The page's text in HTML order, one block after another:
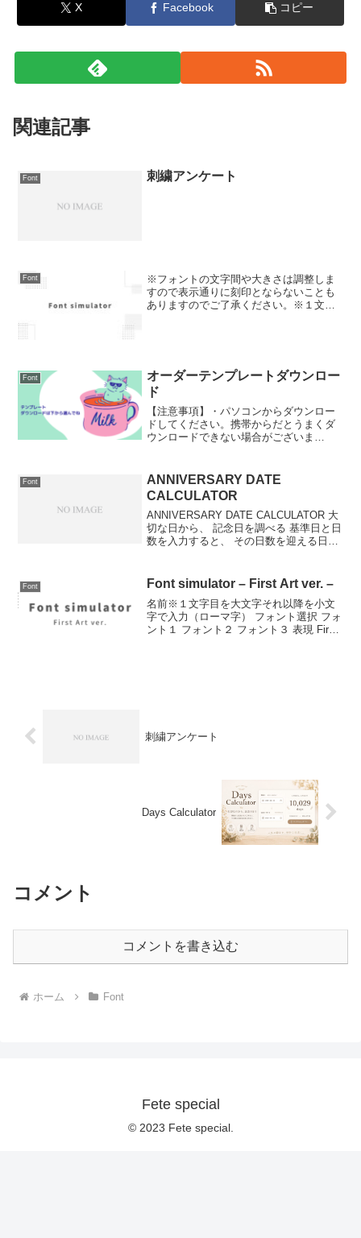
X Facebook コピー
関連記事
Font 刺繍アンケート
Font
※フォントの文字間や大きさは調整しま
すので表示通りに刻印とならないことも
ありますのでご了承ください。※１文字
Font
オーダーテンプレートダウンロー
ド
【注意事項】・パソコンからダウンロー
ドしてください。携帯からだとうまくダ
ウンロードできない場合がございま
ストレーターで編集してください。 4cm
スクエアケースのテン...
Font
ANNIVERSARY DATE
CALCULATOR
ANNIVERSARY DATE CALCULATOR 大
切な日から、 記念日を調べる 基準日と日
数を入力すると、 その日数を迎える日付
20...
Font Font simulator – First Art ver. –
名前※１文字目を大文字それ以降を小文
字で入力（ローマ字） フォント選択 フォ
ント１ フォント２ フォント３ 表現 First
刺繍アンケート
Days Calculator
コメント
コメントを書き込む
ホーム Font
Fete special
© 2023 Fete special.